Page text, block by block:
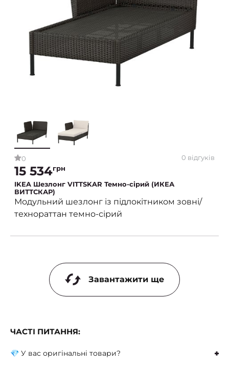
0 0 відгуків
15 534грн
IKEA Шезлонг VITTSKAR Темно-сірий (ИКЕА
ВИТТСКАР)
Модульний шезлонг із підлокітником зовні/
технораттан темно-сірий
Завантажити ще
ЧАСТІ ПИТАННЯ:
💎 У вас оригінальні товари?